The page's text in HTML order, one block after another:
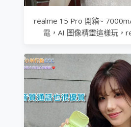
realme 15 Pro 開箱~
電，AI 圖像精靈這樣玩，